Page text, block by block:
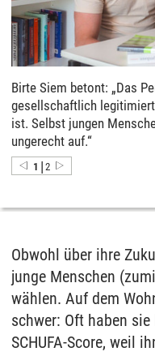
Birte Siem betont: „Das
gesellschaftlich
ist. Selbst jungen
ungerecht auf.“
1 | 2
Obwohl über ihre
junge Menschen
wählen. Auf dem
schwer: Oft haben
SCHUFA-Score, weil